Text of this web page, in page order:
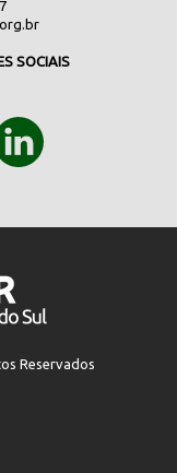
SOCIAIS
Reservados